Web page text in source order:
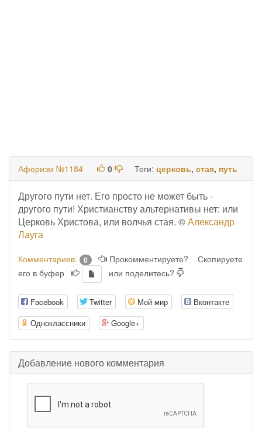
Афоризм №1184 0 Теги: церковь, стая, путь
Другого пути нет. Его просто не может быть -
другого пути! Христианству альтернативы нет: или
Церковь Христова, или волчья стая. ©Александр
Лауга
Комментариев: 0 Прокомментируете?
Скопируете
его в буфер
или поделитесь?
Facebook Twitter Мой мир
Вконтакте
Одноклассники
Google+
Добавление нового комментария